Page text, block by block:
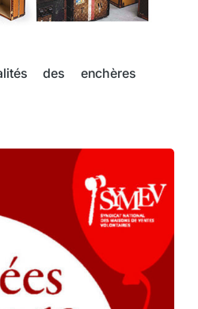
des enchères